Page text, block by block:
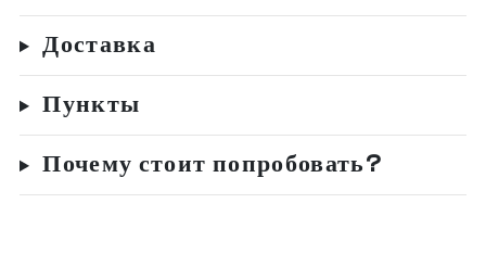
Доставка
Пункты
Почему стоит попробовать?